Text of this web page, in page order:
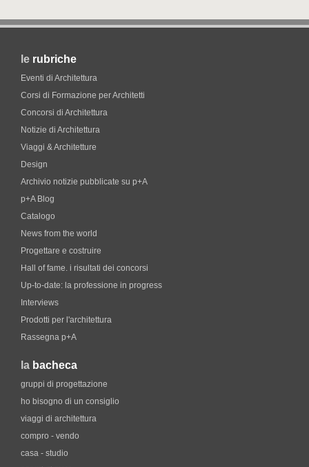
le rubriche
Eventi di Architettura
Corsi di Formazione per Architetti
Concorsi di Architettura
Notizie di Architettura
Viaggi & Architetture
Design
Archivio notizie pubblicate su p+A
p+A Blog
Catalogo
News from the world
Progettare e costruire
Hall of fame. i risultati dei concorsi
Up-to-date: la professione in progress
Interviews
Prodotti per l'architettura
Rassegna p+A
la bacheca
gruppi di progettazione
ho bisogno di un consiglio
viaggi di architettura
compro - vendo
casa - studio